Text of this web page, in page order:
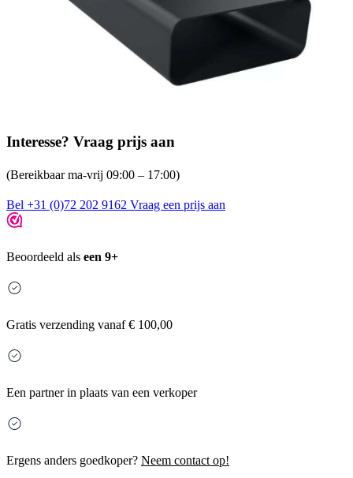
Interesse? Vraag prijs aan
(Bereikbaar ma-vrij 09:00 – 17:00)
Bel +31 (0)72 202 9162 Vraag een prijs aan
Beoordeeld als een 9+
Gratis verzending vanaf € 100,00
Een partner in plaats van een verkoper
Ergens anders goedkoper? Neem contact op!